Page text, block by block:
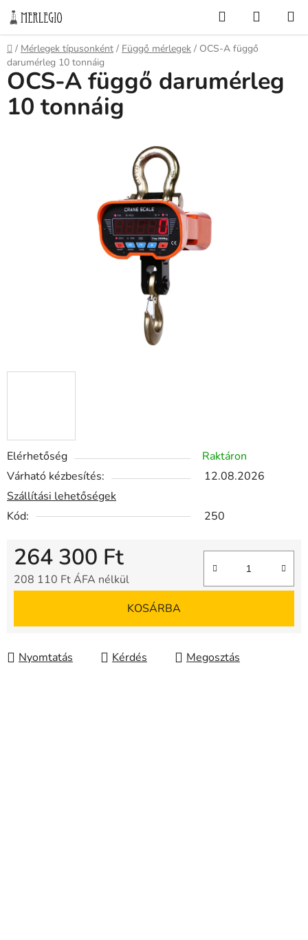
Ugrás
fő
tartalomhoz
KeresésKOSÁR
Kezdőlap
/ Mérlegek típusonként / Függő mérlegek / OCS-A függő
darumérleg 10 tonnáig
Elérhetőség
Raktáron
Várható kézbesítés:
12.08.2026
Szállítási lehetőségek
Kód:
250
264 300 Ft
208 110 Ft ÁFA nélkül
KOSÁRBA
Nyomtatás Kérdés Megosztás
OCS-A függő darumérleg
10 tonnáig